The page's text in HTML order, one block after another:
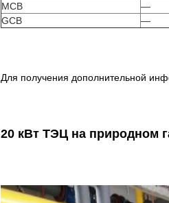
MCB
—
GCB
—
Для получения дополнительной
20 кВт ТЭЦ на природном